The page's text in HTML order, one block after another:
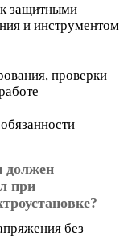
защитными
и инструментом
проверки
должен
при
без